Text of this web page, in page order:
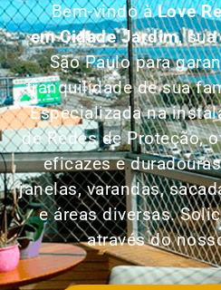
Bem-vindo àLove
em Cidade Jardim,
São Paulo para
tranquilidade de sua
Especializada na
de Redes de Proteção,
eficazes e
janelas, varandas,
e áreas diversas.
através do